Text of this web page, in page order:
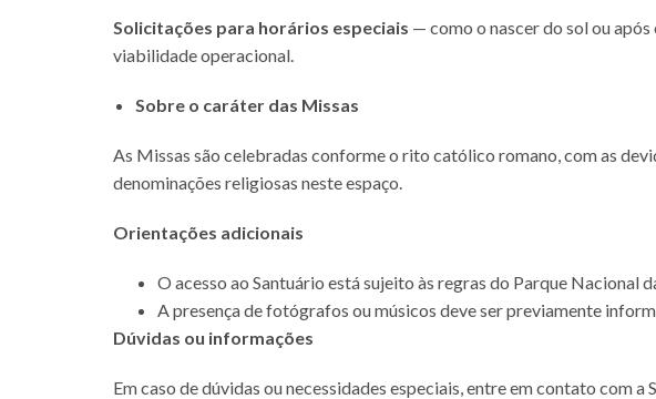
Solicitações para horários especiais — como o nascer do sol ou
viabilidade operacional.
Sobre o caráter das Missas
As Missas são celebradas conforme o rito católico romano, com as
denominações religiosas neste espaço.
Orientações adicionais
O acesso ao Santuário está sujeito às regras do Parque
A presença de fotógrafos ou músicos deve ser previamente
Dúvidas ou informações
Em caso de dúvidas ou necessidades especiais, entre em contato